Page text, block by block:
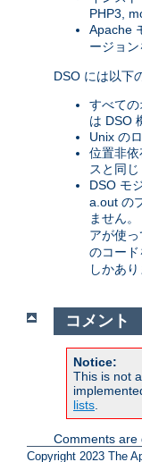
PHP3,
Apache
ージョ
DSO には以下
すべて
は DSO
Unix の
位置非
スと同
DSO モ
a.out の
ません
アが使
のコー
しかあり
コメント
Notice:
This is not
lists
Comments are
Copyright 2023 The